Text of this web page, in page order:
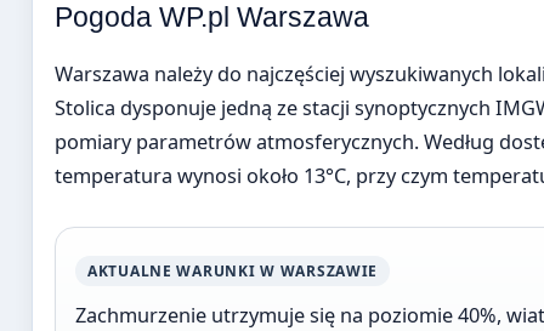
Pogoda WP.pl Warszawa
Warszawa należy do najczęściej wyszukiwanych
Stolica dysponuje jedną ze stacji synoptycznych
pomiary parametrów atmosferycznych. Według
temperatura wynosi około 13°C, przy czym
AKTUALNE WARUNKI W WARSZAWIE
Zachmurzenie utrzymuje się na poziomie 40%,